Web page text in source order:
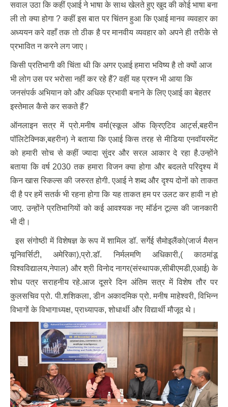
सवाल उठा कि कहीं एआई ने भाषा के साथ खेलते हुए खुद की कोई भाषा बना
ली तो क्या होगा ? कहीं इस बात पर चिंतन हुआ कि एआई मानव व्यवहार का
अध्ययन करे वहाँ तक तो ठीक है पर मानवीय व्यवहार को अपने ही तरीके से
प्रभावित न करने लग जाए।
किसी प्रतिभागी की चिंता थी कि अगर एआई हमारा भविष्य है तो क्यों आज
भी लोग उस पर भरोसा नहीं कर रहे हैं? वहीं यह प्रश्न भी आया कि
जनसंपर्क अभियान को और अधिक प्रभावी बनाने के लिए एआई का बेहतर
इस्तेमाल कैसे कर सकते हैं?
ऑनलाइन सत्र में प्रो.मनीष वर्मा(स्कूल ऑफ क्रिएटिव आर्ट्स,बहरीन
पॉलिटेक्निक,बहरीन) ने बताया कि एआई किस तरह से मीडिया एनवॉयरमेंट
को हमारी सोच से कहीं ज्यादा सुंदर और सरल आकार दे रहा है.उन्होंने
बताया कि वर्ष 2030 तक हमारा विजन क्या होगा और बदलते परिदृश्य में
किन खास स्किल्स की जरुरत होगी. एआई ने शब्द और दृश्य दोनों को ताकत
दी है पर हमें सतर्क भी रहना होगा कि यह ताकत हम पर उलट कर हावी न हो
जाए. उन्होंने प्रतिभागियों को कई आवश्यक नए मॉर्डन टूल्स की जानकारी
भी दी।
इस संगोष्ठी में विशेषज्ञ के रूप में शामिल डॉ. सर्गेई सैमोइलैंको(जार्ज मैसन
यूनिवर्सिटी, अमेरिका),प्रो.डॉ. निर्मलमणि अधिकारी,( काठमांडू
विश्वविद्यालय,नेपाल) और श्री विनोद नागर(संस्थापक,सीबीएमडी,एआई) के
शोध पत्र सराहनीय रहे.आज दूसरे दिन अंतिम सत्र में विशेष तौर पर
कुलसचिव प्रो. पी.शशिकला, डीन अकादमिक प्रो. मनीष माहेश्वरी, विभिन्न
विभागों के विभागाध्यक्ष, प्राध्यापक, शोधार्थी और विद्यार्थी मौजूद थे।